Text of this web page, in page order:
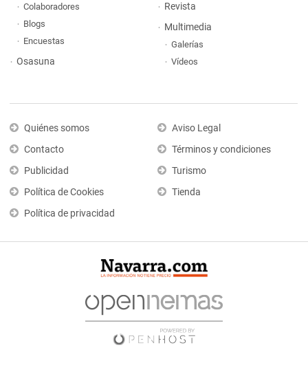
Colaboradores
Blogs
Encuestas
Osasuna
Revista
Multimedia
Galerías
Vídeos
Quiénes somos
Contacto
Publicidad
Política de Cookies
Política de privacidad
Aviso Legal
Términos y condiciones
Turismo
Tienda